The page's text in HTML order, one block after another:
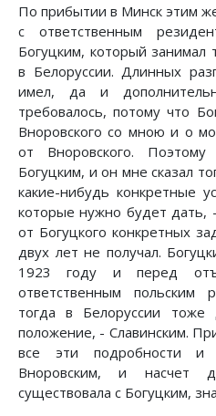
По прибытии в Минск этим
с ответственным
Богуцким, который занимал
в Белоруссии. Длинных
имел, да и
требовалось, потому что
Вноровского со мною и о
от Вноровского.
Богуцким, и он мне сказал
какие-нибудь конкретные
которые нужно будет дать,
от Богуцкого конкретных
двух лет не получал.
1923 году и перед
ответственным польским
тогда в Белоруссии тоже
положение, - Славинским.
все эти подробности и
Вноровским, и насчет
существовала с Богуцким,